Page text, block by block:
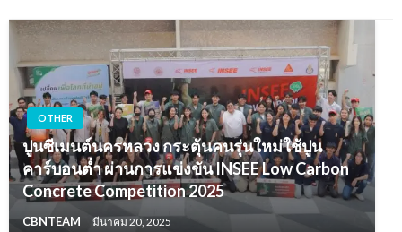
OTHER
ปูนซีเมนต์นครหลวง กระตุ้นคนรุ่นใหม่ใช้ปูน
คาร์บอนต่ำ ผ่านการแข่งขัน INSEE Low Carbon
Concrete Competition 2025
CBNTEAM มีนาคม 20, 2025